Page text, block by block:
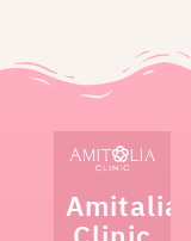
Amitalia